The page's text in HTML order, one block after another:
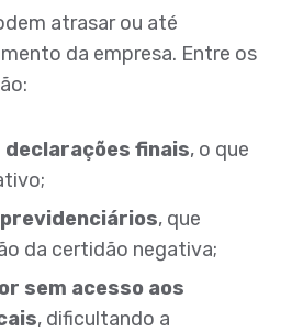
atrasar ou até
da empresa. Entre os
declarações finais, o que
, que
da certidão negativa;
sem acesso aos
, dificultando a